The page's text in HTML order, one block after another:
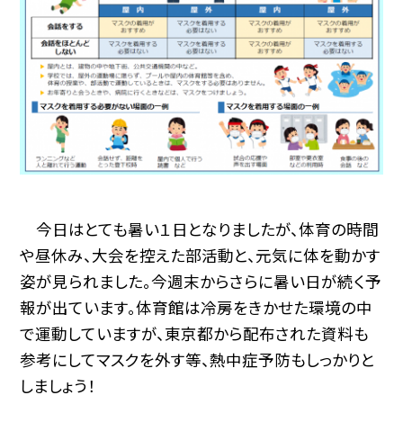
今日はとても暑い１日となりましたが、体育の時間
や昼休み、大会を控えた部活動と、元気に体を動かす
姿が見られました。今週末からさらに暑い日が続く予
報が出ています。体育館は冷房をきかせた環境の中
で運動していますが、東京都から配布された資料も
参考にしてマスクを外す等、熱中症予防もしっかりと
しましょう！